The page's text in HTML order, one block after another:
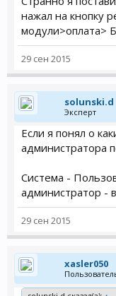
нажал на кнопку
модули>оплата>
29 сен 2015
solunski.d
Эксперт
Если я понял о
администратора
Система -
администратор -
29 сен 2015
xasler050